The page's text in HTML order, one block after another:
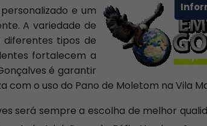
e um
A variedade de
tipos de
fortalecem a
é garantir
o uso do Pano de Moletom na Vila
será sempre a escolha de melhor